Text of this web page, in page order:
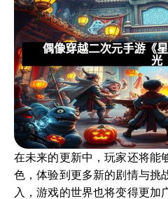
在未来的更新中，玩家还将能
色，体验到更多新的剧情与挑
入，游戏的世界也将变得更加